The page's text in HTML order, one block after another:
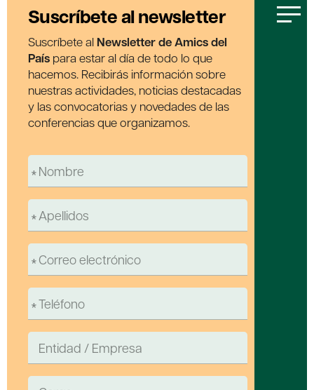
Suscríbete al newsletter
Suscríbete al Newsletter de Amics del
País para estar al día de todo lo que
hacemos. Recibirás información sobre
nuestras actividades, noticias destacadas
y las convocatorias y novedades de las
conferencias que organizamos.